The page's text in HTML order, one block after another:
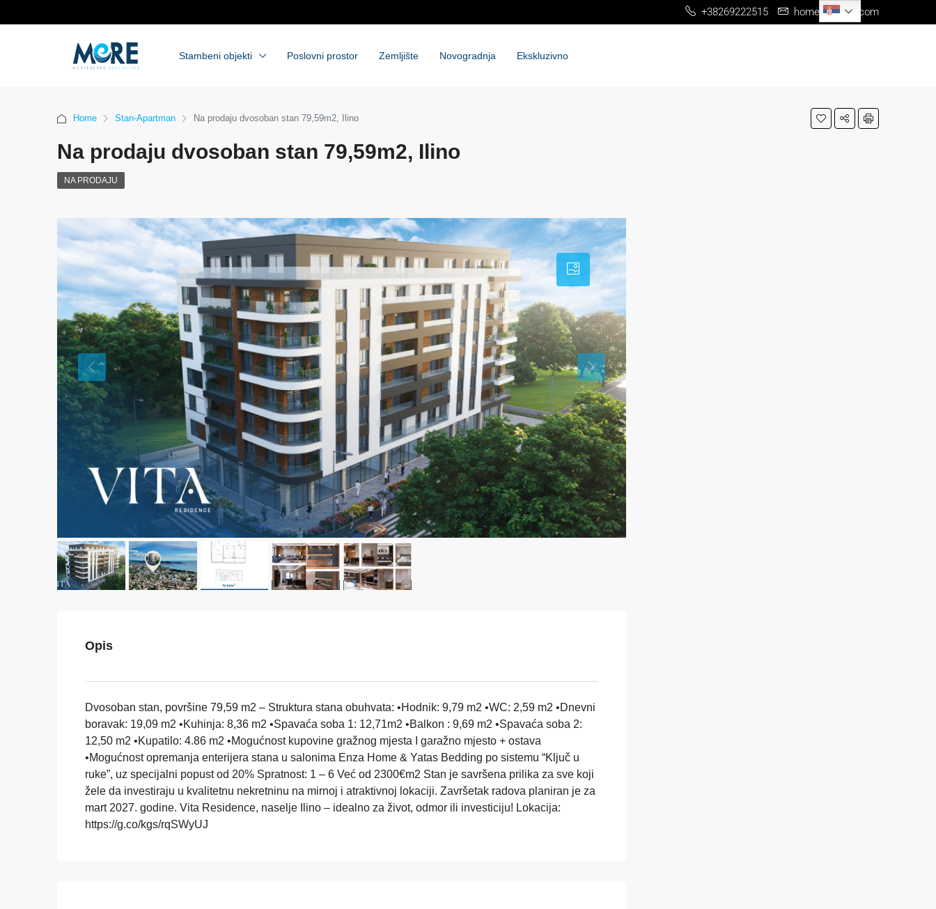
+38269222515 home@me-re.com
Stambeni objekti Poslovni prostor Zemljište Novogradnja Ekskluzivno
Home Stan-Apartman Na prodaju dvosoban stan 79,59m2, Ilino
Na prodaju dvosoban stan 79,59m2, Ilino
NA PRODAJU
Opis
Dvosoban stan, površine 79,59 m2 – Struktura stana obuhvata: •Hodnik: 9,79 m2 •WC: 2,59 m2 •Dnevni
boravak: 19,09 m2 •Kuhinja: 8,36 m2 •Spavaća soba 1: 12,71m2 •Balkon : 9,69 m2 •Spavaća soba 2:
12,50 m2 •Kupatilo: 4.86 m2 •Mogućnost kupovine gražnog mjesta I garažno mjesto + ostava
•Mogućnost opremanja enterijera stana u salonima Enza Home & Yatas Bedding po sistemu “Ključ u
ruke”, uz specijalni popust od 20% Spratnost: 1 – 6 Već od 2300€m2 Stan je savršena prilika za sve koji
žele da investiraju u kvalitetnu nekretninu na mirnoj i atraktivnoj lokaciji. Završetak radova planiran je za
mart 2027. godine. Vita Residence, naselje Ilino – idealno za život, odmor ili investiciju! Lokacija:
https://g.co/kgs/rqSWyUJ
Serbian